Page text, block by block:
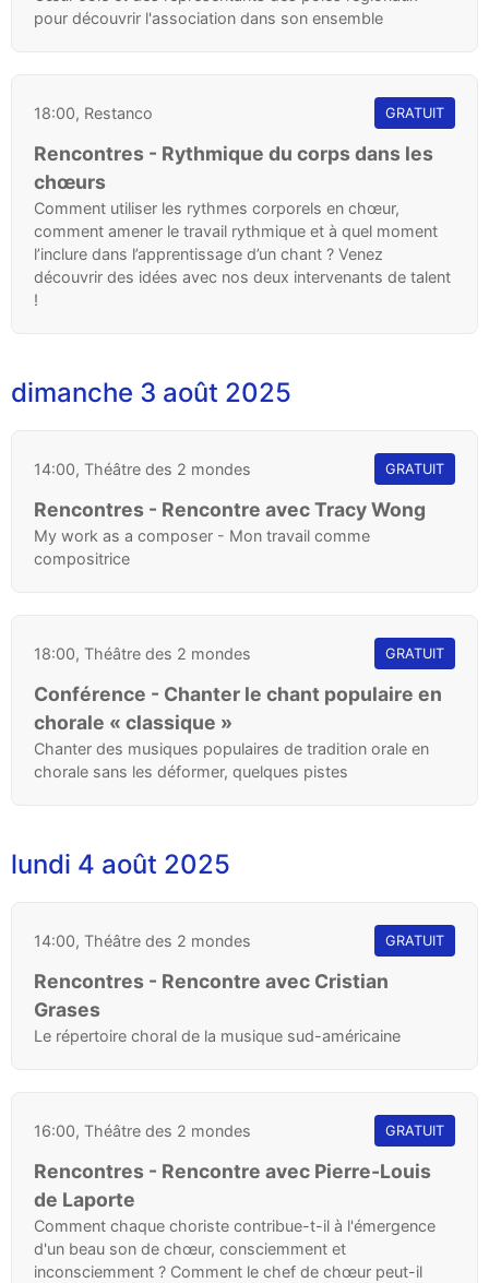
pour découvrir l'association dans son ensemble
18:00, Restanco GRATUIT
Rencontres - Rythmique du corps dans les
chœurs
Comment utiliser les rythmes corporels en chœur,
comment amener le travail rythmique et à quel moment
l’inclure dans l’apprentissage d’un chant ? Venez
découvrir des idées avec nos deux intervenants de talent
!
dimanche 3 août 2025
14:00, Théâtre des 2 mondes GRATUIT
Rencontres - Rencontre avec Tracy Wong
My work as a composer - Mon travail comme
compositrice
18:00, Théâtre des 2 mondes GRATUIT
Conférence - Chanter le chant populaire en
chorale « classique »
Chanter des musiques populaires de tradition orale en
chorale sans les déformer, quelques pistes
lundi 4 août 2025
14:00, Théâtre des 2 mondes GRATUIT
Rencontres - Rencontre avec Cristian
Grases
Le répertoire choral de la musique sud-américaine
16:00, Théâtre des 2 mondes GRATUIT
Rencontres - Rencontre avec Pierre-Louis
de Laporte
Comment chaque choriste contribue-t-il à l'émergence
d'un beau son de chœur, consciemment et
inconsciemment ? Comment le chef de chœur peut-il